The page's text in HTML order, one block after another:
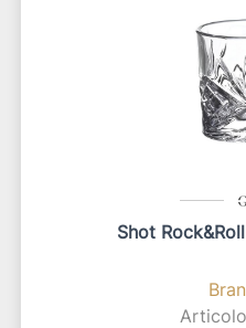
Shot